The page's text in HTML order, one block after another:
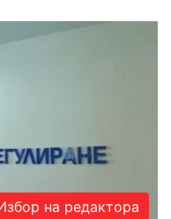
на редактора